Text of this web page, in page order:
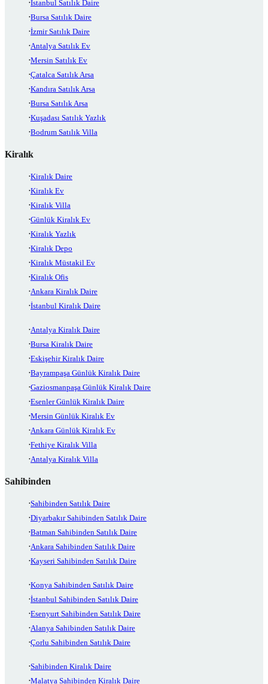
İstanbul Satılık Daire
Bursa Satılık Daire
İzmir Satılık Daire
Antalya Satılık Ev
Mersin Satılık Ev
Çatalca Satılık Arsa
Kandıra Satılık Arsa
Bursa Satılık Arsa
Kuşadası Satılık Yazlık
Bodrum Satılık Villa
Kiralık
Kiralık Daire
Kiralık Ev
Kiralık Villa
Günlük Kiralık Ev
Kiralık Yazlık
Kiralık Depo
Kiralık Müstakil Ev
Kiralık Ofis
Ankara Kiralık Daire
İstanbul Kiralık Daire
Antalya Kiralık Daire
Bursa Kiralık Daire
Eskişehir Kiralık Daire
Bayrampaşa Günlük Kiralık Daire
Gaziosmanpaşa Günlük Kiralık Daire
Esenler Günlük Kiralık Daire
Mersin Günlük Kiralık Ev
Ankara Günlük Kiralık Ev
Fethiye Kiralık Villa
Antalya Kiralık Villa
Sahibinden
Sahibinden Satılık Daire
Diyarbakır Sahibinden Satılık Daire
Batman Sahibinden Satılık Daire
Ankara Sahibinden Satılık Daire
Kayseri Sahibinden Satılık Daire
Konya Sahibinden Satılık Daire
İstanbul Sahibinden Satılık Daire
Esenyurt Sahibinden Satılık Daire
Alanya Sahibinden Satılık Daire
Çorlu Sahibinden Satılık Daire
Sahibinden Kiralık Daire
Malatya Sahibinden Kiralık Daire